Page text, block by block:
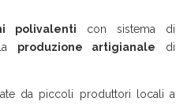
polivalenti con sistema di
produzione artigianale di
da piccoli produttori locali a